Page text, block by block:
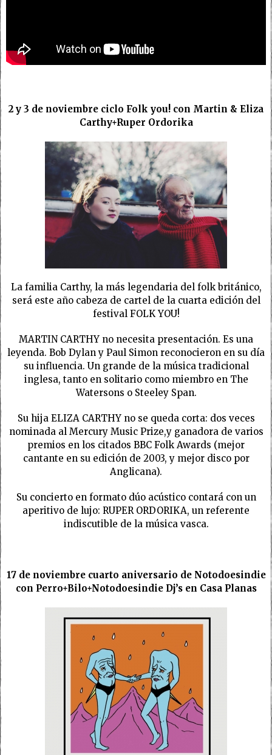
2 y 3 de noviembre ciclo Folk you! con Martin & Eliza
Carthy+Ruper Ordorika
La familia Carthy, la más legendaria del folk británico,
será este año cabeza de cartel de la cuarta edición del
festival FOLK YOU!
MARTIN CARTHY no necesita presentación. Es una
leyenda. Bob Dylan y Paul Simon reconocieron en su día
su influencia. Un grande de la música tradicional
inglesa, tanto en solitario como miembro en The
Watersons o Steeley Span.
Su hija ELIZA CARTHY no se queda corta: dos veces
nominada al Mercury Music Prize,y ganadora de varios
premios en los citados BBC Folk Awards (mejor
cantante en su edición de 2003, y mejor disco por
Anglicana).
Su concierto en formato dúo acústico contará con un
aperitivo de lujo: RUPER ORDORIKA, un referente
indiscutible de la música vasca.
17 de noviembre cuarto aniversario de Notodoesindie
con Perro+Bilo+Notodoesindie Dj’s en Casa Planas